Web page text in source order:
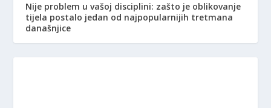
Nije problem u vašoj disciplini: zašto je oblikovanje
tijela postalo jedan od najpopularnijih tretmana
današnjice